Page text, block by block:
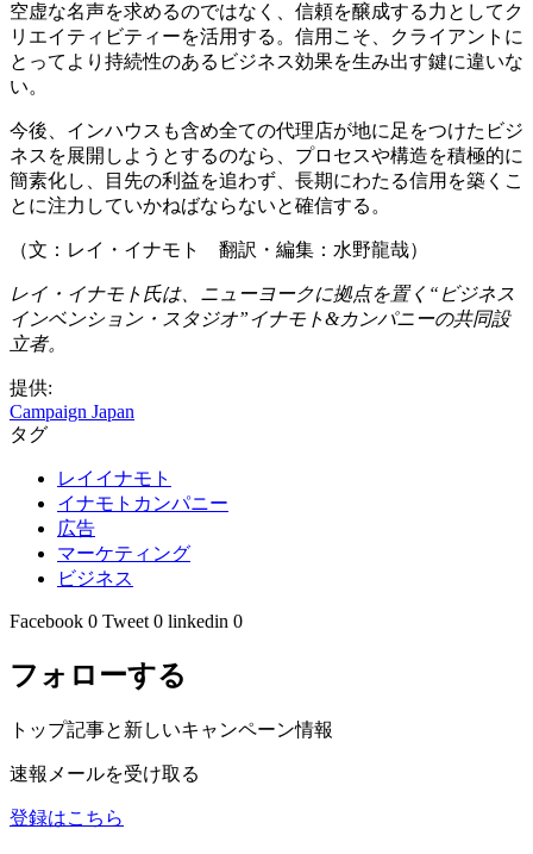
空虚な名声を求めるのではなく、信頼を醸成する力としてク
リエイティビティーを活用する。信用こそ、クライアントに
とってより持続性のあるビジネス効果を生み出す鍵に違いな
い。
今後、インハウスも含め全ての代理店が地に足をつけたビジ
ネスを展開しようとするのなら、プロセスや構造を積極的に
簡素化し、目先の利益を追わず、長期にわたる信用を築くこ
とに注力していかねばならないと確信する。
（文：レイ・イナモト 翻訳・編集：水野龍哉）
レイ・イナモト氏は、ニューヨークに拠点を置く“ビジネス
インベンション・スタジオ”イナモト&カンパニーの共同設
立者。
提供:
Campaign Japan
タグ
レイイナモト
イナモトカンパニー
広告
マーケティング
ビジネス
Facebook 0 Tweet 0 linkedin 0
フォローする
トップ記事と新しいキャンペーン情報
速報メールを受け取る
登録はこちら